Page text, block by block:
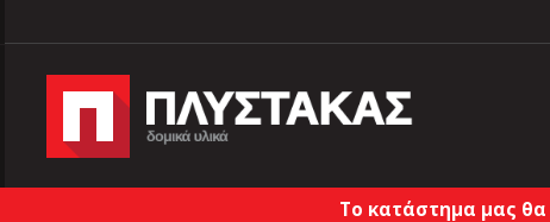
Το κατάστημα μας θα